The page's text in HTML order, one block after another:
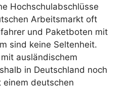
Hochschulabschlüsse
Arbeitsmarkt oft
und Paketboten mit
sind keine Seltenheit.
ausländischem
in Deutschland noch
einem deutschen